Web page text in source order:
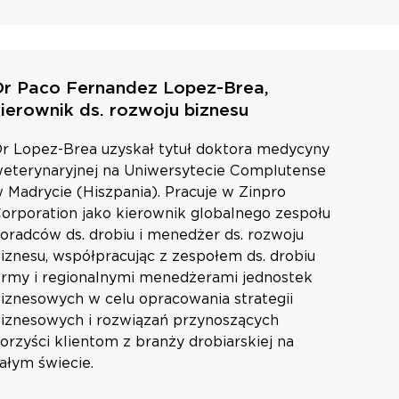
Paco Fernandez Lopez-Brea,
ds. rozwoju biznesu
Lopez-Brea uzyskał tytuł doktora medycyny
na Uniwersytecie Complutense
Madrycie (Hiszpania). Pracuje w Zinpro
jako kierownik globalnego zespołu
ds. drobiu i menedżer ds. rozwoju
współpracując z zespołem ds. drobiu
i regionalnymi menedżerami jednostek
w celu opracowania strategii
i rozwiązań przynoszących
klientom z branży drobiarskiej na
świecie.